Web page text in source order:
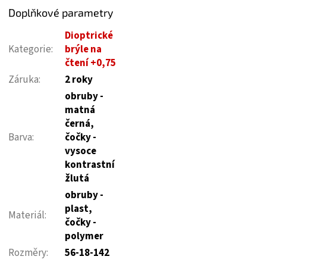
Doplňkové parametry
Kategorie:
Dioptrické
brýle na
čtení +0,75
Záruka: 2 roky
Barva:
obruby -
matná
černá,
čočky -
vysoce
kontrastní
žlutá
Materiál:
obruby -
plast,
čočky -
polymer
Rozměry: 56-18-142